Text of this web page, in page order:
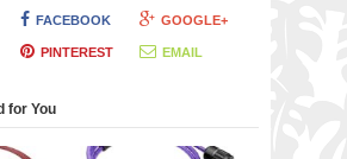
FACEBOOK GOOGLE+
PINTEREST EMAIL
for You